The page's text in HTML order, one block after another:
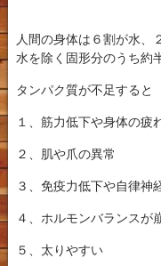
人間の身体は６割が水、
水を除く固形分のうち約
タンパク質が不足すると
１、筋力低下や身体の疲
２、肌や爪の異常
３、免疫力低下や自律神
４、ホルモンバランスが
５、太りやすい